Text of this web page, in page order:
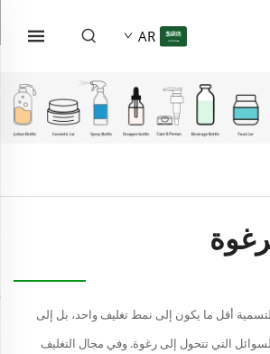
AR
أقل ما يكون إلى نمط تغليف واحد، بل إلى
التي تتحول إلى رغوة. وفي مجال التغليف